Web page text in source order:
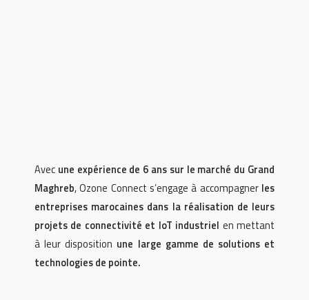
Avec une expérience de 6 ans sur le marché du Grand
Maghreb, Ozone Connect s’engage à accompagner les
entreprises marocaines dans la réalisation de leurs
projets de connectivité et IoT industriel en mettant
à leur disposition une large gamme de solutions et
technologies de pointe.